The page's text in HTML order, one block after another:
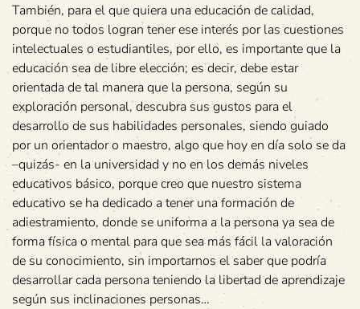
También, para el que quiera una educación de calidad,
porque no todos logran tener ese interés por las cuestiones
intelectuales o estudiantiles, por ello, es importante que la
educación sea de libre elección; es decir, debe estar
orientada de tal manera que la persona, según su
exploración personal, descubra sus gustos para el
desarrollo de sus habilidades personales, siendo guiado
por un orientador o maestro, algo que hoy en día solo se da
–quizás- en la universidad y no en los demás niveles
educativos básico, porque creo que nuestro sistema
educativo se ha dedicado a tener una formación de
adiestramiento, donde se uniforma a la persona ya sea de
forma física o mental para que sea más fácil la valoración
de su conocimiento, sin importarnos el saber que podría
desarrollar cada persona teniendo la libertad de aprendizaje
según sus inclinaciones personas…